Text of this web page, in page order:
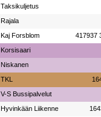
Taksikuljetus
Rajala
Kaj Forsblom 417937
Korsisaari
Niskanen
TKL
V-S Bussipalvelut
Hyvinkään Liikenne